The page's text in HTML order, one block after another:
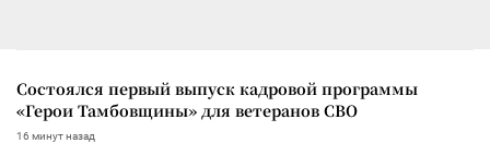
Состоялся первый выпуск кадровой программы
«Герои Тамбовщины» для ветеранов СВО
16 минут назад